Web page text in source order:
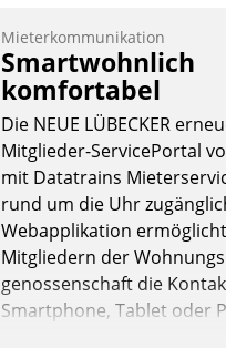
Mieterkommunikation
Smartwohnlich
komfortabel
Die NEUE LÜBECKER
Mitglieder-ServicePortal
mit Datatrains
rund um die Uhr
Webapplikation
Mitgliedern der
genossenschaft die
Smartphone, Tablet oder